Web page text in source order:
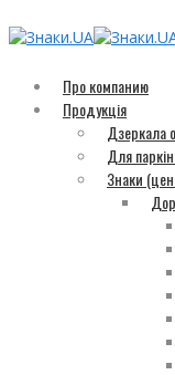
Про компанию
Продукція
Дзеркала
Для
Знаки